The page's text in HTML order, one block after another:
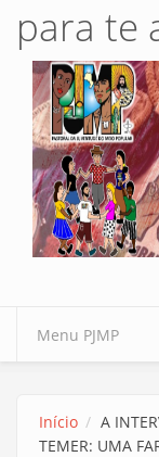
para te
Início
A
TEMER: UMA